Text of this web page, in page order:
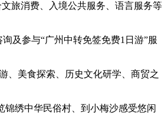
旅消费、入境公共服务、语言服务等
及参与“广州中转免签免费1日游”服
、美食探索、历史文化研学、商贸之
绣中华民俗村、到小梅沙感受悠闲